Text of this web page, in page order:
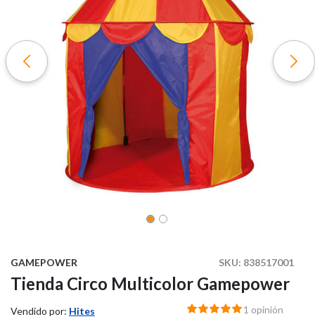
SKU: 838517001
GAMEPOWER
Tienda Circo Multicolor Gamepower
Vendido por: Hites 1 opinión